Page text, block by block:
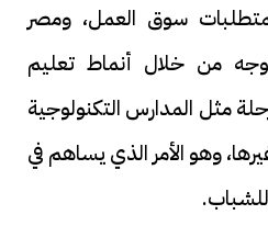
سوق العمل، ومصر
من خلال أنماط تعليم
مثل المدارس التكنولوجية
وهو الأمر الذي يساهم في